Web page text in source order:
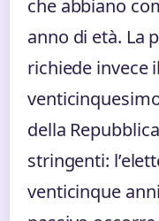
che abbiano
anno di età. La
richiede invece
della
stringenti:
venticinque